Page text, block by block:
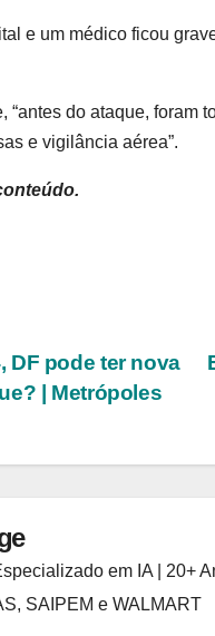
e um médico ficou
“antes do ataque, foram
e vigilância aérea”.
DF pode ter nova
| Metrópoles
em IA | 20+
SAIPEM e WALMART